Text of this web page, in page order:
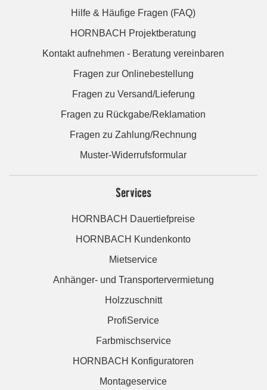
Hilfe & Häufige Fragen (FAQ)
HORNBACH Projektberatung
Kontakt aufnehmen - Beratung vereinbaren
Fragen zur Onlinebestellung
Fragen zu Versand/Lieferung
Fragen zu Rückgabe/Reklamation
Fragen zu Zahlung/Rechnung
Muster-Widerrufsformular
Services
HORNBACH Dauertiefpreise
HORNBACH Kundenkonto
Mietservice
Anhänger- und Transportervermietung
Holzzuschnitt
ProfiService
Farbmischservice
HORNBACH Konfiguratoren
Montageservice